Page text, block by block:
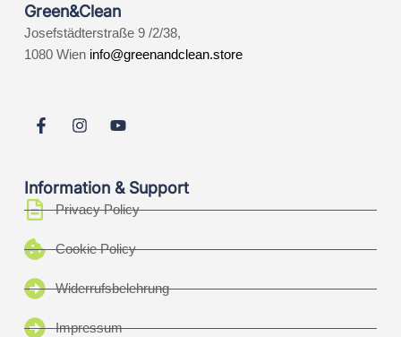
Green&Clean
Josefstädterstraße 9 /2/38,
1080 Wien info@greenandclean.store
Information & Support
Privacy Policy
Cookie Policy
Widerrufsbelehrung
Impressum